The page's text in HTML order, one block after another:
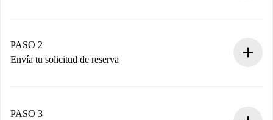
Tienes toda la información necesaria por adelantado.
PASO 2
Envía tu solicitud de reserva
propietario acepte.
PASO 3